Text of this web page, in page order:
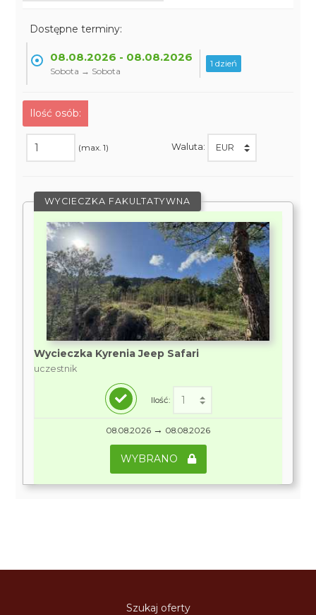
Dostępne terminy:
08.08.2026 - 08.08.2026
Sobota → Sobota
1 dzień
Ilość osób:
(max. 1) Waluta:
WYCIECZKA FAKULTATYWNA
Wycieczka Kyrenia Jeep Safari
uczestnik
Ilość:
08.08.2026 → 08.08.2026
WYBRANO
Szukaj oferty